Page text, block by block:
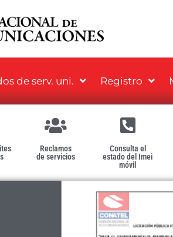
de serv. uni. Registro
Reclamos
de servicios
Consulta el
estado del Imei
móvil